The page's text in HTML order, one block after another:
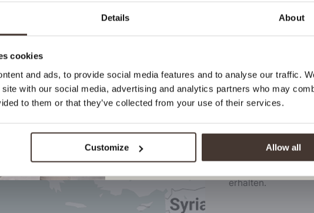
Details About
cookies
and ads, to provide social media features and to analyse our traffic.
with our social media, advertising and analytics partners who may
to them or that they’ve collected from your use of their services.
Customize Allow all
LM
Hier können Sie
Kleidungsstück
bis zur
jeden Schritt
dass Sie ein
erhalten.
Bleiben Sie auf dem
Laufenden
Menswear anmelden, werden Sie als
neue Kollektionen, Sonderangebote und
mehr benachrichtigt!